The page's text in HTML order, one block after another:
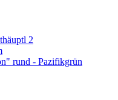
2
rund - Pazifikgrün